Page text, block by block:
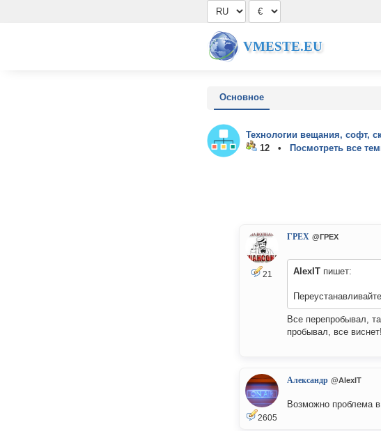
VMESTE.EU
Основное
Технологии вещания, софт,
12 •
Посмотреть все
21
ГРЕХ @ГРЕХ
AlexIT пишет:
Все перепробывал,
пробывал, все
2605
Александр @AlexIT
Возможно проблема